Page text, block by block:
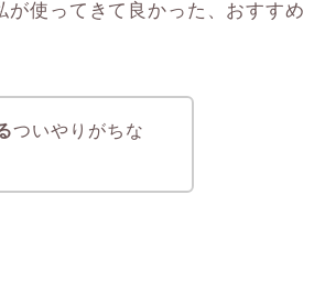
使ってきて良かった、おすすめ
ついやりがちな